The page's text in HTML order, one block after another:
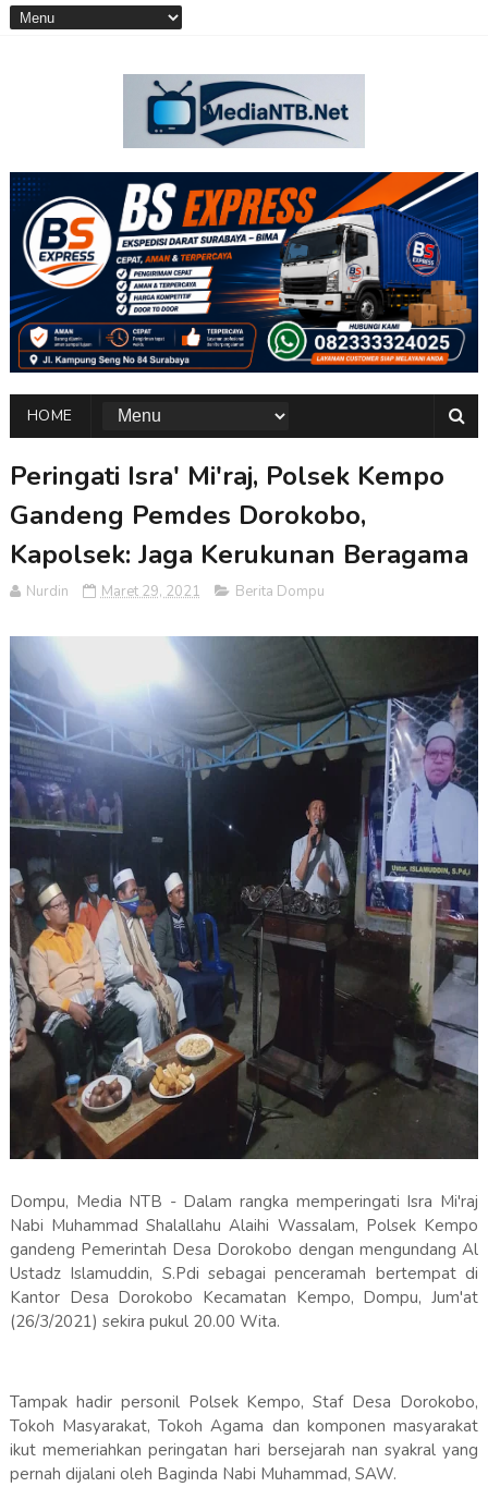
HOME
Peringati Isra' Mi'raj, Polsek Kempo
Gandeng Pemdes Dorokobo,
Kapolsek: Jaga Kerukunan Beragama
Nurdin Maret 29, 2021 Berita Dompu
Dompu, Media NTB - Dalam rangka memperingati Isra Mi'raj
Nabi Muhammad Shalallahu Alaihi Wassalam, Polsek Kempo
gandeng Pemerintah Desa Dorokobo dengan mengundang Al
Ustadz Islamuddin, S.Pdi sebagai penceramah bertempat di
Kantor Desa Dorokobo Kecamatan Kempo, Dompu, Jum'at
(26/3/2021) sekira pukul 20.00 Wita.
Tampak hadir personil Polsek Kempo, Staf Desa Dorokobo,
Tokoh Masyarakat, Tokoh Agama dan komponen masyarakat
ikut memeriahkan peringatan hari bersejarah nan syakral yang
pernah dijalani oleh Baginda Nabi Muhammad, SAW.